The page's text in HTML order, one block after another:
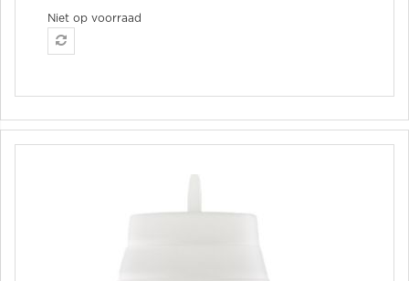
Niet op voorraad